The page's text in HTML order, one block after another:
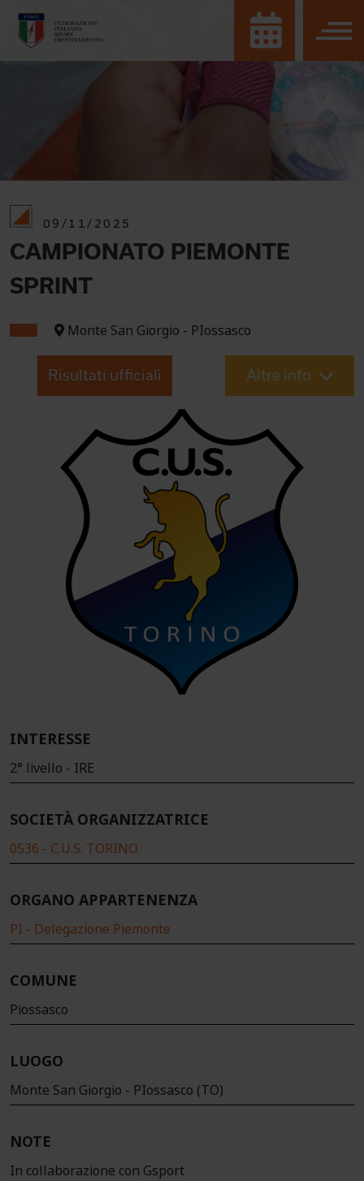
09/11/2025
CAMPIONATO PIEMONTE
SPRINT
Monte San Giorgio - PIossasco
Risultati ufficiali Altre info
INTERESSE
2° livello - IRE
SOCIETÀ ORGANIZZATRICE
0536 - C.U.S. TORINO
ORGANO APPARTENENZA
PI - Delegazione Piemonte
COMUNE
Piossasco
LUOGO
Monte San Giorgio - PIossasco (TO)
NOTE
In collaborazione con Gsport